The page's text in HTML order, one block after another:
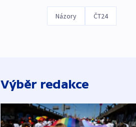
Názory ČT24
Výběr redakce